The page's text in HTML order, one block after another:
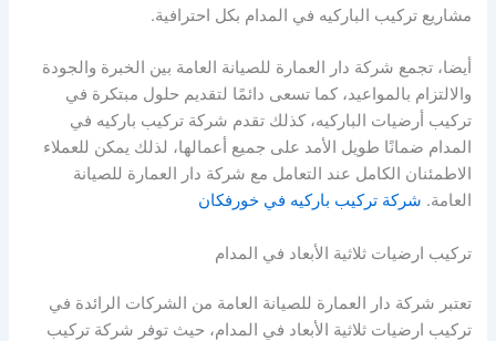
مشاريع تركيب الباركيه في المدام بكل احترافية.
أيضا، تجمع شركة دار العمارة للصيانة العامة بين الخبرة والجودة
والالتزام بالمواعيد، كما تسعى دائمًا لتقديم حلول مبتكرة في
تركيب أرضيات الباركيه، كذلك تقدم شركة تركيب باركيه في
المدام ضمانًا طويل الأمد على جميع أعمالها، لذلك يمكن للعملاء
الاطمئنان الكامل عند التعامل مع شركة دار العمارة للصيانة
العامة. شركة تركيب باركيه في خورفكان
تركيب ارضيات ثلاثية الأبعاد في المدام
تعتبر شركة دار العمارة للصيانة العامة من الشركات الرائدة في
تركيب ارضيات ثلاثية الأبعاد في المدام، حيث توفر شركة تركيب